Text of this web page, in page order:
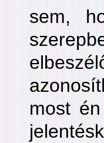
sem,
most